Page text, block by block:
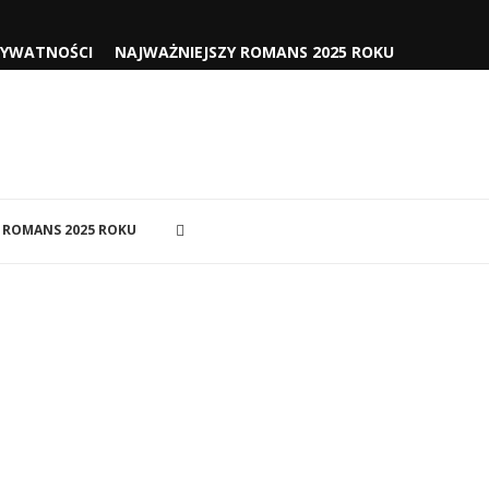
NAJWAŻNIEJSZY ROMANS 2025 ROKU
2025 ROKU